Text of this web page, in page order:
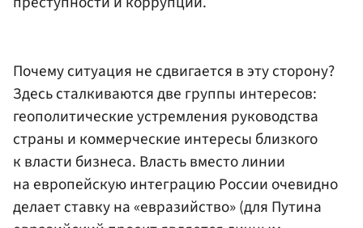
Почему ситуация не сдвигается в эту сторону?
Здесь сталкиваются две группы интересов:
геополитические устремления руководства
страны и коммерческие интересы близкого
к власти бизнеса. Власть вместо линии
на европейскую интеграцию России очевидно
делает ставку на «евразийство» (для Путина